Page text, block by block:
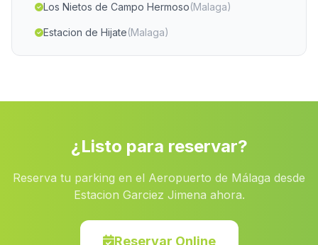
Los Nietos de Campo Hermoso(Malaga)
Estacion de Hijate(Malaga)
Caserio La Jauca(Malaga)
Fuente Santa (Malaga)
Viznar (Malaga)
Torre del Mar(Malaga)
¿Listo para reservar?
Reserva tu parking en el Aeropuerto de Málaga desde
Estacion Garciez Jimena ahora.
Reservar Online